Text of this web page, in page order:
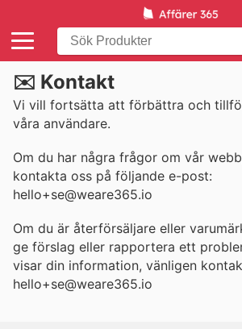
✉️ Kontakt
Vi vill fortsätta att förbättra och
våra användare.
Om du har några frågor om vår
kontakta oss på följande e-post:
hello+se@weare365.io
Om du är återförsäljare eller
ge förslag eller rapportera ett
visar din information, vänligen
hello+se@weare365.io